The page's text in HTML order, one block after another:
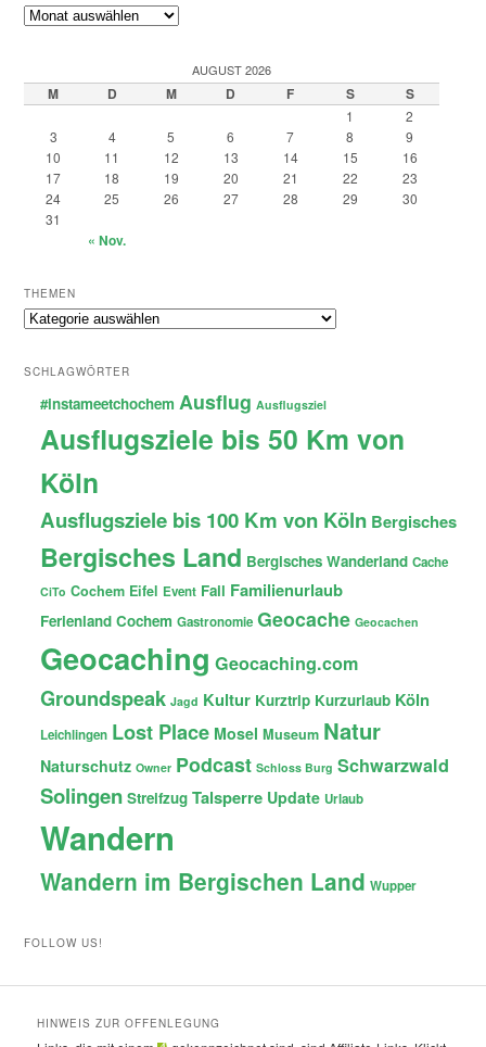
Archiv
AUGUST 2026
M D M D F S S
1
2
3
4 5 6 7 8
9
10
11 12 13 14 15
16
17
18 19 20 21 22
23
24
25 26 27 28 29
30
31
« Nov.
THEMEN
Themen
SCHLAGWÖRTER
#instameetchochem Ausflug Ausflugsziel
Ausflugsziele bis 50 Km von
Köln
Ausflugsziele bis 100 Km von Köln Bergisches
Bergisches Land Bergisches Wanderland Cache
CiTo Cochem Eifel Event Fail Familienurlaub
Ferienland Cochem Gastronomie Geocache Geocachen
Geocaching Geocaching.com
Groundspeak Jagd Kultur Kurztrip Kurzurlaub Köln
Leichlingen Lost Place Mosel Museum Natur
Naturschutz Owner Podcast Schloss Burg Schwarzwald
Solingen Streifzug Talsperre Update Urlaub
Wandern
Wandern im Bergischen Land Wupper
FOLLOW US!
HINWEIS ZUR OFFENLEGUNG